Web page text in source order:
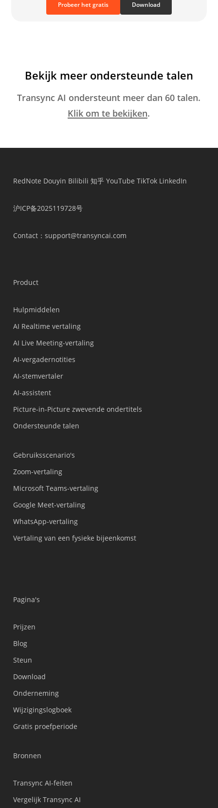
Probeer het gratis Download
Bekijk meer ondersteunde talen
Transync AI ondersteunt meer dan 60 talen.
Klik om te bekijken.
RedNote Douyin Bilibili 知乎 YouTube TikTok LinkedIn
沪ICP备2025119728号
Contact：support@transyncai.com
Product
Hulpmiddelen
AI Realtime vertaling
AI Live Meeting-vertaling
AI-vergadernotities
AI-stemvertaler
AI-assistent
Picture-in-Picture zwevende ondertitels
Ondersteunde talen
Gebruiksscenario's
Zoom-vertaling
Microsoft Teams-vertaling
Google Meet-vertaling
WhatsApp-vertaling
Vertaling van een fysieke bijeenkomst
Pagina's
Prijzen
Blog
Steun
Download
Onderneming
Wijzigingslogboek
Gratis proefperiode
Bronnen
Transync AI-feiten
Vergelijk Transync AI